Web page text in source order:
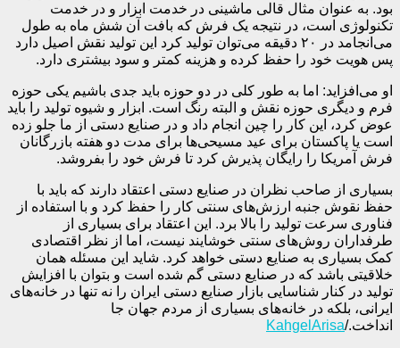
بود. به عنوان مثال قالی ماشینی در خدمت ابزار و در خدمت
تکنولوژی است، در نتیجه یک فرش که بافت آن شش ماه به طول
می‌انجامد در ۲۰ دقیقه می‌توان تولید کرد این تولید نقش اصیل دارد
پس هویت خود را حفظ کرده و هزینه کمتر و سود بیشتری دارد.
او می‌افزاید: اما به طور کلی در دو حوزه باید جدی باشیم یکی حوزه
فرم و دیگری حوزه نقش و البته رنگ است. ابزار و شیوه تولید را باید
عوض کرد، این کار را چین انجام داد و در صنایع دستی از ما جلو زده
است یا پاکستان برای عید مسیحی‌ها برای مدت دو هفته بازرگانان
فرش آمریکا را رایگان پذیرش کرد تا فرش خود را بفروشد.
بسیاری از صاحب نظران در صنایع دستی اعتقاد دارند که باید با
حفظ نقوش جنبه ارزش‌های سنتی کار را حفظ کرد و با استفاده از
فناوری سرعت تولید را بالا برد. این اعتقاد برای بسیاری از
طرفداران روش‌های سنتی خوشایند نیست، اما از نظر اقتصادی
کمک بسیاری به صنایع دستی خواهد کرد. شاید این مسئله همان
خلاقیتی باشد که در صنایع دستی گم شده است و بتوان با افزایش
تولید در کنار شناسایی بازار صنایع دستی ایران را نه تنها در خانه‌های
ایرانی، بلکه در خانه‌های بسیاری از مردم جهان جا
انداخت./KahgelArisa